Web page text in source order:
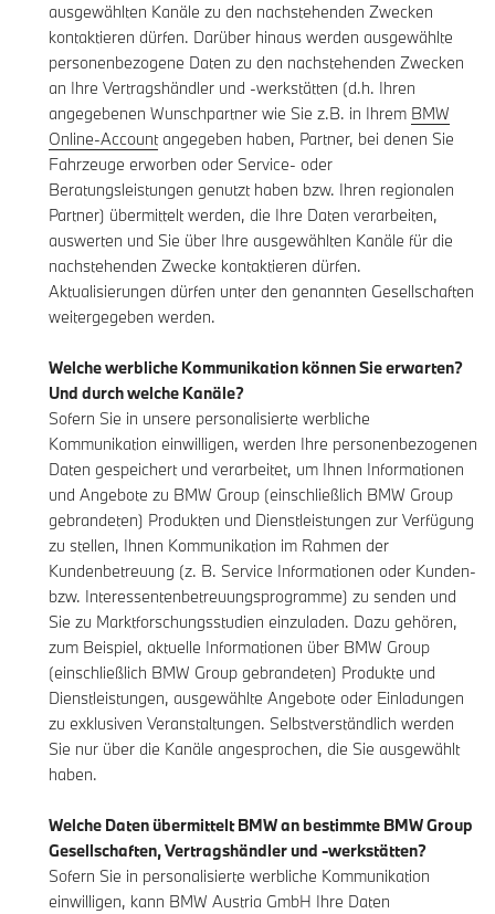
ausgewählten Kanäle zu den nachstehenden Zwecken
kontaktieren dürfen. Darüber hinaus werden ausgewählte
personenbezogene Daten zu den nachstehenden Zwecken
an Ihre Vertragshändler und -werkstätten (d.h. Ihren
angegebenen Wunschpartner wie Sie z.B. in Ihrem BMW
Online-Accountangegeben haben, Partner, bei denen Sie
Fahrzeuge erworben oder Service- oder
Beratungsleistungen genutzt haben bzw. Ihren regionalen
Partner) übermittelt werden, die Ihre Daten verarbeiten,
auswerten und Sie über Ihre ausgewählten Kanäle für die
nachstehenden Zwecke kontaktieren dürfen.
Aktualisierungen dürfen unter den genannten Gesellschaften
weitergegeben werden.
Welche werbliche Kommunikation können Sie erwarten?
Und durch welche Kanäle?
Sofern Sie in unsere personalisierte werbliche
Kommunikation einwilligen, werden Ihre personenbezogenen
Daten gespeichert und verarbeitet, um Ihnen Informationen
und Angebote zu BMW Group (einschließlich BMW Group
gebrandeten) Produkten und Dienstleistungen zur Verfügung
zu stellen, Ihnen Kommunikation im Rahmen der
Kundenbetreuung (z. B. Service Informationen oder Kunden-
bzw. Interessentenbetreuungsprogramme) zu senden und
Sie zu Marktforschungsstudien einzuladen. Dazu gehören,
zum Beispiel, aktuelle Informationen über BMW Group
(einschließlich BMW Group gebrandeten) Produkte und
Dienstleistungen, ausgewählte Angebote oder Einladungen
zu exklusiven Veranstaltungen. Selbstverständlich werden
Sie nur über die Kanäle angesprochen, die Sie ausgewählt
haben.
Welche Daten übermittelt BMW an bestimmte BMW Group
Gesellschaften, Vertragshändler und -werkstätten?
Sofern Sie in personalisierte werbliche Kommunikation
einwilligen, kann BMW Austria GmbH Ihre Daten